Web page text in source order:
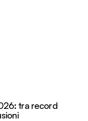
tra record